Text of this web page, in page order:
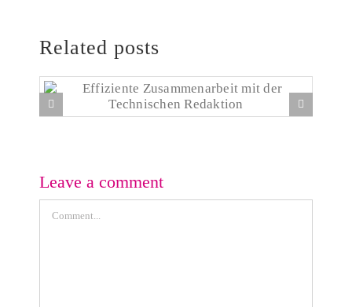
Related posts
Leave a comment
Comment